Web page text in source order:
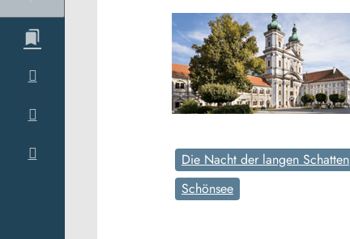
Die Nacht der langen Schatten
Schönsee